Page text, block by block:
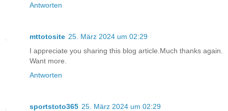
Antworten
mttotosite 25. März 2024 um 02:29
I appreciate you sharing this blog article.Much thanks again.
Want more.
Antworten
sportstoto365 25. März 2024 um 02:29